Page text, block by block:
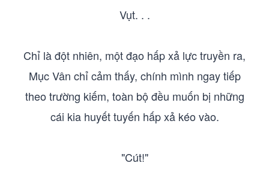
Vụt. . .
Chỉ là đột nhiên, một đạo hấp xả lực truyền ra,
Mục Vân chỉ cảm thấy, chính mình ngay tiếp
theo trường kiếm, toàn bộ đều muốn bị những
cái kia huyết tuyến hấp xả kéo vào.
"Cút!"